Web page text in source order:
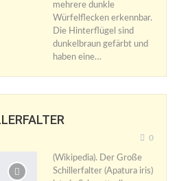
mehrere dunkle
Würfelflecken erkennbar.
Die Hinterflügel sind
dunkelbraun gefärbt und
haben eine…
0
(Wikipedia). Der Große
Schillerfalter (Apatura iris)